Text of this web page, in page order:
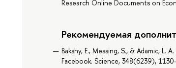
Research Online Documents on
Рекомендуемая
Bakshy, E., Messing, S., & Adamic,
Facebook. Science, 348(6239),